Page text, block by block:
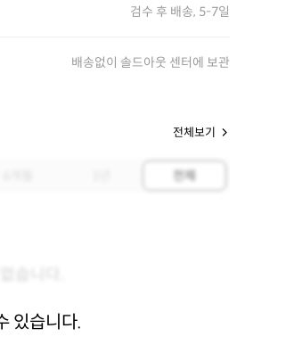
검수 후 배송, 5-7일
배송없이 솔드아웃 센터에 보관
전체보기
있습니다.
전체